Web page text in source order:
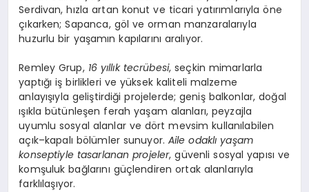
Serdivan, hızla artan konut ve ticari yatırımlarıyla öne
çıkarken; Sapanca, göl ve orman manzaralarıyla
huzurlu bir yaşamın kapılarını aralıyor.
Remley Grup, 16 yıllık tecrübesi, seçkin mimarlarla
yaptığı iş birlikleri ve yüksek kaliteli malzeme
anlayışıyla geliştirdiği projelerde; geniş balkonlar, doğal
ışıkla bütünleşen ferah yaşam alanları, peyzajla
uyumlu sosyal alanlar ve dört mevsim kullanılabilen
açık–kapalı bölümler sunuyor. Aile odaklı yaşam
konseptiyle tasarlanan projeler, güvenli sosyal yapısı ve
komşuluk bağlarını güçlendiren ortak alanlarıyla
farklılaşıyor.